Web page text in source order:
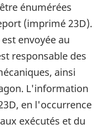
énumérées
(imprimé 23D).
envoyée au
responsable des
ainsi
L'information
en l'occurrence
exécutés et du